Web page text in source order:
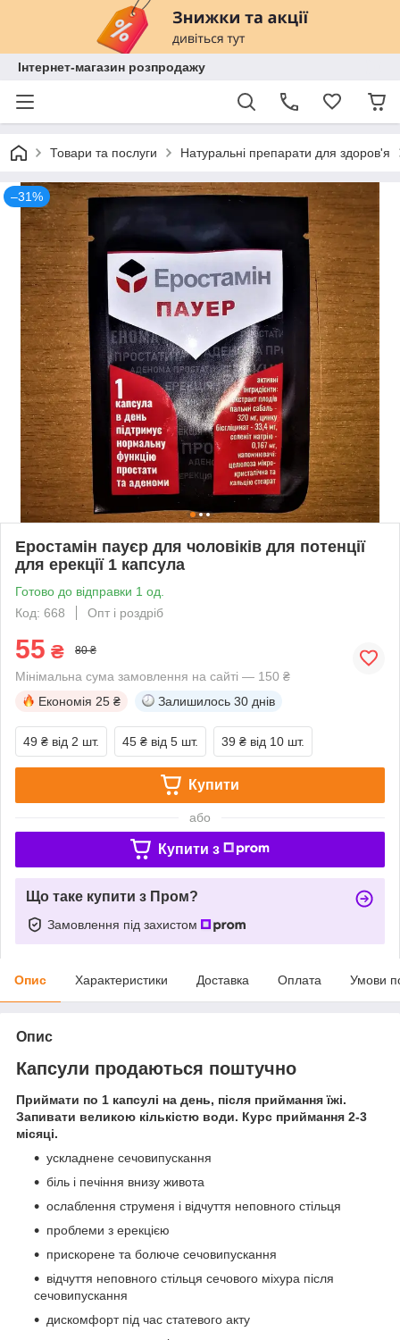
Інтернет-магазин розпродажу
Товари та послуги Натуральні препарати для здоров'я
–31%
Еростамін пауєр для чоловіків для потенції
для ерекції 1 капсула
Готово до відправки 1 од.
Код: 668
Опт і роздріб
55 ₴ 80 ₴
Мінімальна сума замовлення на сайті — 150 ₴
Економія 25 ₴ Залишилось 30 днів
49 ₴ від 2 шт. 45 ₴ від 5 шт. 39 ₴ від 10 шт.
Купити
або
Купити з
Що таке купити з Пром?
Замовлення під захистом
Опис Характеристики Доставка Оплата Умови
Опис
Капсули продаються поштучно
Приймати по 1 капсулі на день, після приймання їжі.
Запивати великою кількістю води. Курс приймання 2-3
місяці.
ускладнене сечовипускання
біль і печіння внизу живота
ослаблення струменя і відчуття неповного стільця
проблеми з ерекцією
прискорене та болюче сечовипускання
відчуття неповного стільця сечового міхура після
сечовипускання
дискомфорт під час статевого акту